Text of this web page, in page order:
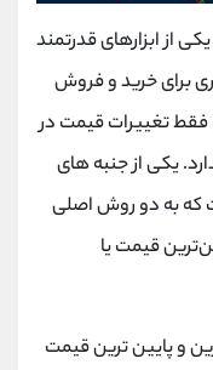
از ابزارهای قدرتمند
برای خرید و فروش
فقط تغییرات قیمت در
یکی از جنبه ‌های
که به دو روش اصلی
قیمت یا
و پایین‌ ترین قیمت